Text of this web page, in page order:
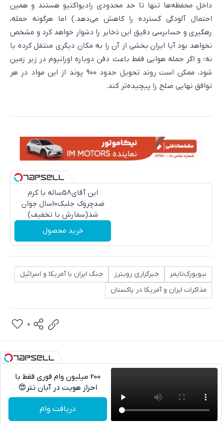
داخل محفظه‌ها تنها تا حد محدودی رادیواکتیو هستند و همین
احتمال آلودگی گسترده را کاهش می‌دهد.) اما هرگونه حمله،
رهگیری و حسابرسی دقیق این ذخایر را دشوار خواهد کرد و مشخص
نخواهد بود آیا ایران بخشی از آن را به مکان دیگری منتقل کرده یا
نه؛ و اگر حمله هوایی فقط باعث دفن دوباره اورانیوم در زیر زمین
شود، ممکن است روند تحویل حدود ۹۰۰ پوند از این مواد در هر
توافق نهایی صلح را پیچیده‌تر کند.
این آقای58ساله با کرم
ضدچروک جلبک10سال جوان
شد(سفارش با تخفیف)
خرید محصول
نیویورک‌تایمز خبرگزاری رویترز
جنگ ایران با آمریکا و اسرائیل
مذاکرات ایران و آمریکا در پاکستان
0
200 میلیون وام فوری فقط با
احراز هویت در آبان تتر😍
دریافت وام